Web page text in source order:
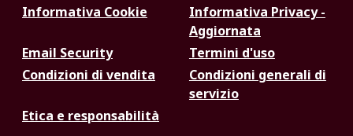
Informativa Cookie
Informativa Privacy -
Aggiornata
Email Security
Termini d'uso
Condizioni di vendita
Condizioni generali di
servizio
Etica e responsabilità